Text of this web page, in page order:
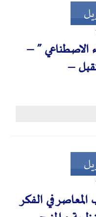
الاصطناعي ” –
–
المعاصر في الفكر